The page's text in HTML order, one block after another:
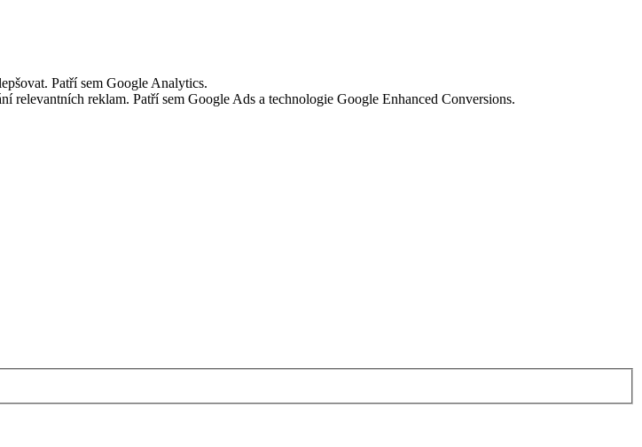
Patří sem Google Analytics.
relevantních reklam. Patří sem Google Ads a technologie Google Enhanced Conversions.